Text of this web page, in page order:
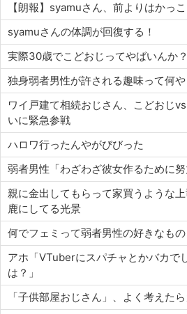
【朗報】syamuさん、前よりはかっ
syamuさんの体調が回復する！
実際30歳でこどおじってやばいんか？
独身弱者男性が許される趣味って何や
ワイ戸建て相続おじさん、こどおじ
いに緊急参戦
ハロワ行ったんやがびびった
弱者男性「わざわざ彼女作るために
親に金出してもらって家買うような
鹿にしてる光景
何でフェミって弱者男性の好きなも
アホ「VTuberにスパチャとかバカで
は？」
「子供部屋おじさん」、よく考えた